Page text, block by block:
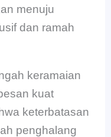
menuju
dan ramah
keramaian
kuat
keterbatasan
penghalang